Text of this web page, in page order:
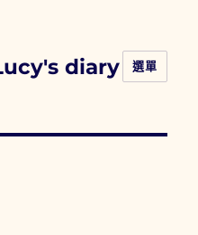
diary 選單